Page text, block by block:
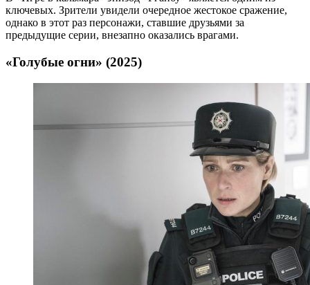
ключевых. Зрители увидели очередное жестокое сражение,
однако в этот раз персонажи, ставшие друзьями за
предыдущие серии, внезапно оказались врагами.
«Голубые огни» (2025)